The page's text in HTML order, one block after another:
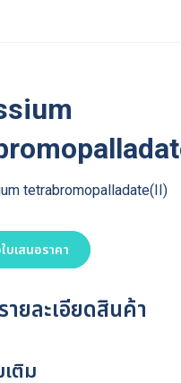
tetrabromopalladate(II)
บเสนอราคา
ายละเอียดสินค้า
ติม